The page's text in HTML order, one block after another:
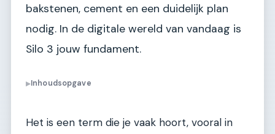
bakstenen, cement en een duidelijk plan
nodig. In de digitale wereld van vandaag is
Silo 3 jouw fundament.
▶Inhoudsopgave
Het is een term die je vaak hoort, vooral in